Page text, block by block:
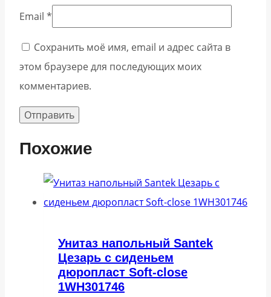
Email *
Сохранить моё имя, email и адрес сайта в
этом браузере для последующих моих
комментариев.
Похожие
Унитаз напольный Santek
Цезарь с сиденьем
дюропласт Soft-close
1WH301746